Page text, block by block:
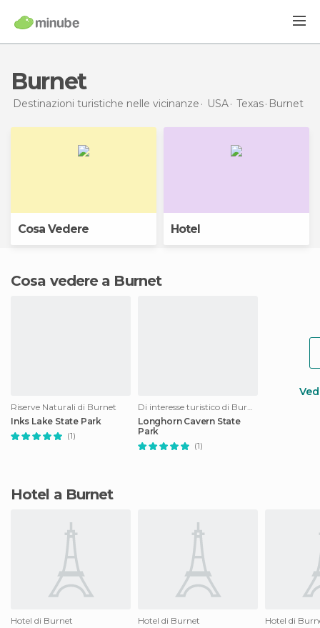
Burnet
Destinazioni turistiche nelle vicinanze USA Texas Burnet
Cosa Vedere Hotel
Cosa vedere a Burnet
Riserve Naturali di Burnet
Inks Lake State Park
(1)
Di interesse turistico di Burnet
Longhorn Cavern State
Park
(1)
Hotel a Burnet
Hotel di Burnet
Hotel di Burnet
Hotel di